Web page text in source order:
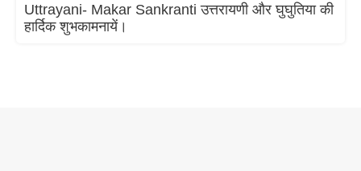
Uttrayani- Makar Sankranti उत्तरायणी और घुघुतिया की
हार्दिक शुभकामनायें।